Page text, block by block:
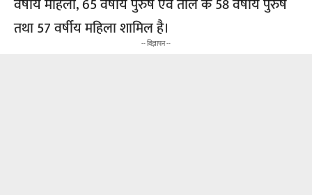
तथा 57 वर्षीय महिला शामिल है।
-- विज्ञापन --